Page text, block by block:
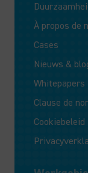
À propos de
Cases
Nieuws &
Whitepapers
Clause de
Cookiebeleid